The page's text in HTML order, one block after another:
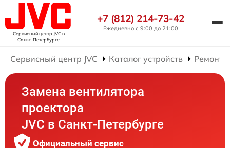
Сервисный центр JVCв
Санкт-Петербурге
+7 (812) 214-73-42
Ежедневно с 9:00 до 21:00
Сервисный центр JVC Каталог устройств Ремонт
Замена вентилятора
проектора
JVC в Санкт-Петербурге
Официальный сервис